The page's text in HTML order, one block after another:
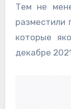
Тем не
разместили
которые
декабре